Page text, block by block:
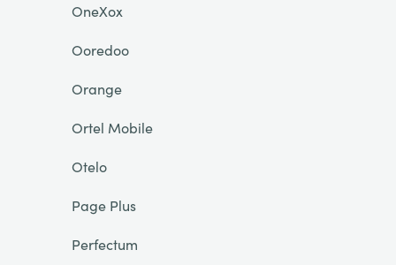
OneXox
Ooredoo
Orange
Ortel Mobile
Otelo
Page Plus
Perfectum